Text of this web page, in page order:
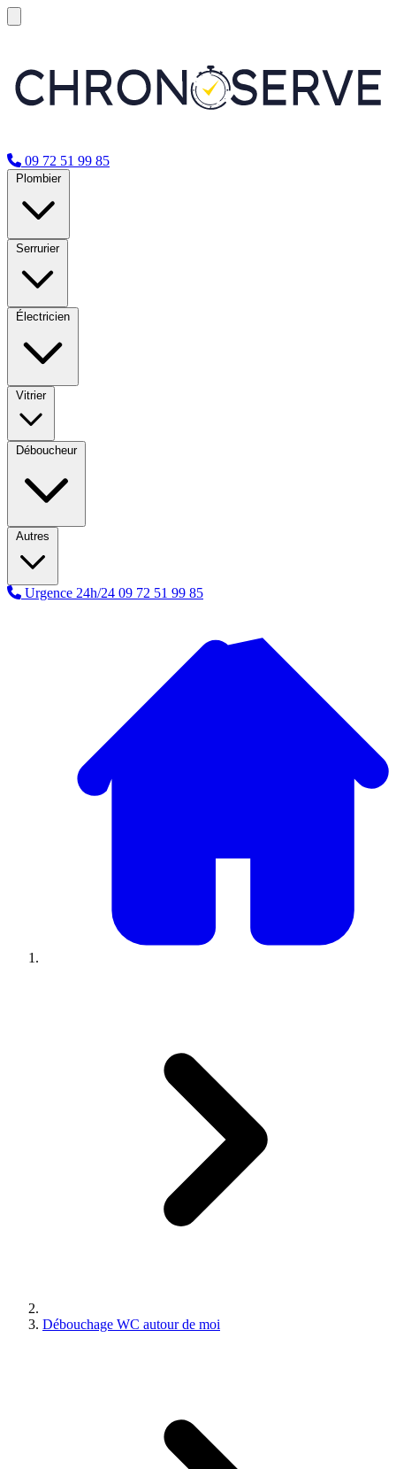
09 72 51 99 85
Plombier
Serrurier
Électricien
Vitrier
Déboucheur
Autres
Urgence 24h/24 09 72 51 99 85
Débouchage WC autour de moi